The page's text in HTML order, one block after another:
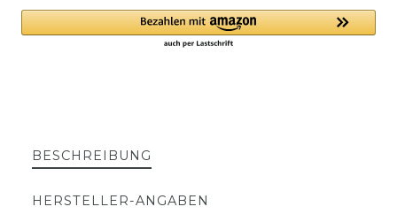
BESCHREIBUNG
HERSTELLER-ANGABEN